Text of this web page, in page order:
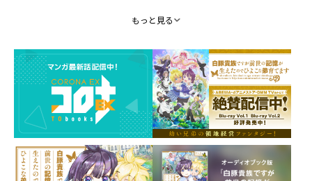
バッグチャームとしてオトナの方も使いやすい商品を意
チャームの飾り紐は一つ一つ手作業で結ばれた『勾玉結
硬質なチャームにぬくもりを添えて。
最新情報は＠gJcharacter_Gにてお知らせしています。
もっと見る